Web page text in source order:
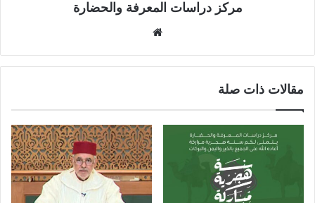
مركز دراسات المعرفة والحضارة
الوي
مقالات ذات صلة